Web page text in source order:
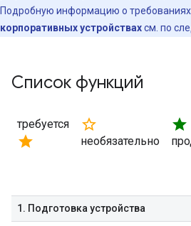
Подробную информацию о требованиях
корпоративных устройствахсм. по
Список функций
требуется
star
star_border
необязательно
star
1 . Подготовка устройства